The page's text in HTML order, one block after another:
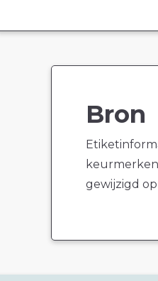
Bron
gewijzigd op